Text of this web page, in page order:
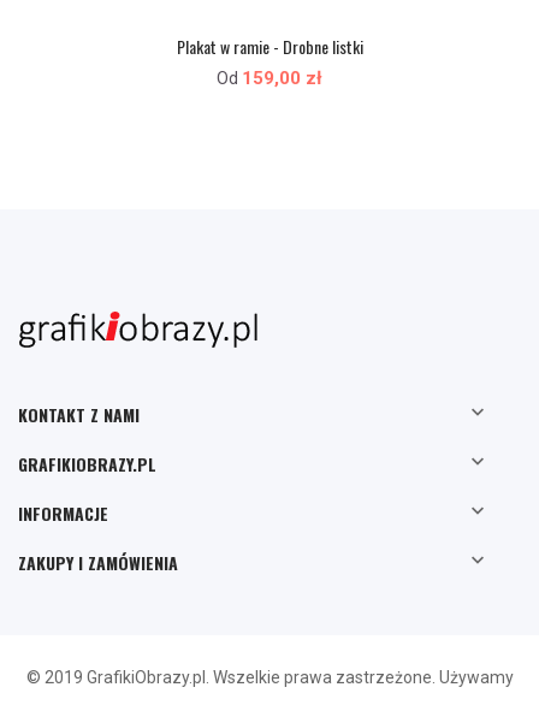
Plakat w ramie - Drobne listki
Od 159,00 zł
KONTAKT Z NAMI 
GRAFIKIOBRAZY.PL 
INFORMACJE 
ZAKUPY I ZAMÓWIENIA 
© 2019 GrafikiObrazy.pl. Wszelkie prawa zastrzeżone. Używamy